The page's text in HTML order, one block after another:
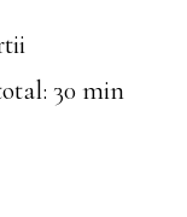
30 min